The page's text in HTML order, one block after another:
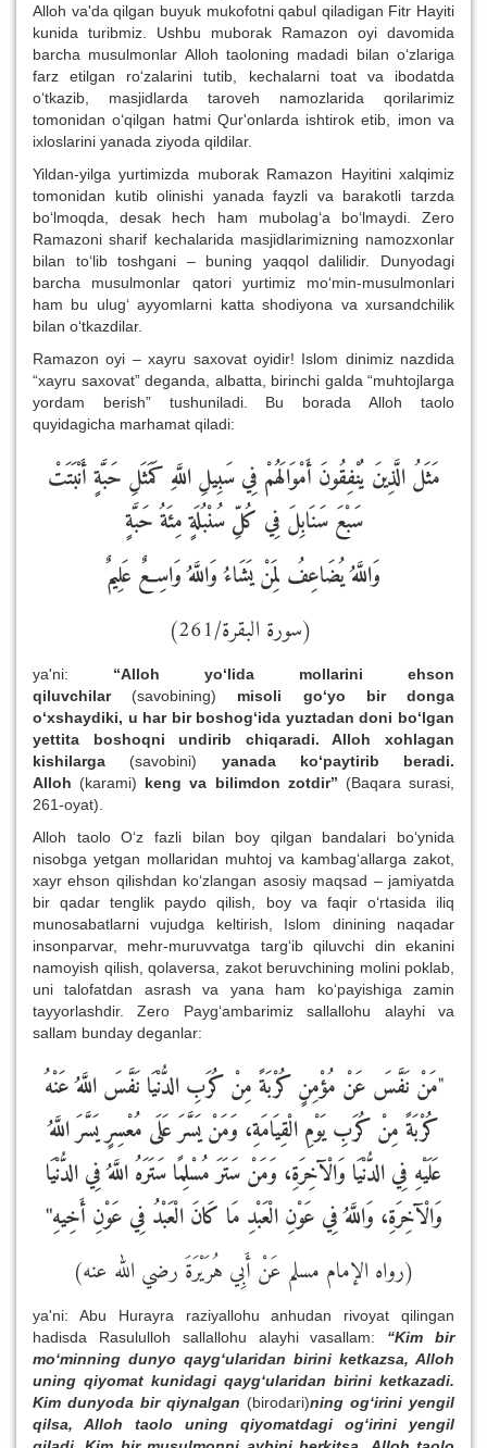
Alloh va'da qilgan buyuk mukofotni qabul qiladigan Fitr Hayiti
kunida turibmiz. Ushbu muborak Ramazon oyi davomida
barcha musulmonlar Alloh taoloning madadi bilan o‘zlariga
farz etilgan ro‘zalarini tutib, kechalarni toat va ibodatda
o‘tkazib, masjidlarda taroveh namozlarida qorilarimiz
tomonidan o‘qilgan hatmi Qur'onlarda ishtirok etib, imon va
ixloslarini yanada ziyoda qildilar.
Yildan-yilga yurtimizda muborak Ramazon Hayitini xalqimiz
tomonidan kutib olinishi yanada fayzli va barakotli tarzda
bo‘lmoqda, desak hech ham mubolag‘a bo‘lmaydi. Zero
Ramazoni sharif kechalarida masjidlarimizning namozxonlar
bilan to‘lib toshgani – buning yaqqol dalilidir. Dunyodagi
barcha musulmonlar qatori yurtimiz mo‘min-musulmonlari
ham bu ulug‘ ayyomlarni katta shodiyona va xursandchilik
bilan o‘tkazdilar.
Ramazon oyi – xayru saxovat oyidir! Islom dinimiz nazdida
“xayru saxovat” deganda, albatta, birinchi galda “muhtojlarga
yordam berish” tushuniladi. Bu borada Alloh taolo
quyidagicha marhamat qiladi:
مَثَلُ الَّذِينَ يُنْفِقُونَ أَمْوَالَهُمْ فِي سَبِيلِ اللَّهِ كَمَثَلِ حَبَّةٍ أَنْبَتَتْ
سَبْعَ سَنَابِلَ فِي كُلِّ سُنْبُلَةٍ مِئَةُ حَبَّةٍ
وَاللَّهُ يُضَاعِفُ لِمَنْ يَشَاءُ وَاللَّهُ وَاسِعٌ عَلِيمٌ
(سورة البقرة/261)
ya'ni:
“Alloh yo‘lida mollarini ehson
qiluvchilar
(savobining)
misoli go‘yo bir donga
o‘xshaydiki, u har bir boshog‘ida yuztadan doni bo‘lgan
yettita boshoqni undirib chiqaradi. Alloh xohlagan
kishilarga
(savobini)
yanada ko‘paytirib beradi.
Alloh (karami) keng va bilimdon zotdir” (Baqara surasi,
261-oyat).
Alloh taolo O‘z fazli bilan boy qilgan bandalari bo‘ynida
nisobga yetgan mollaridan muhtoj va kambag‘allarga zakot,
xayr ehson qilishdan ko‘zlangan asosiy maqsad – jamiyatda
bir qadar tenglik paydo qilish, boy va faqir o‘rtasida iliq
munosabatlarni vujudga keltirish, Islom dinining naqadar
insonparvar, mehr-muruvvatga targ‘ib qiluvchi din ekanini
namoyish qilish, qolaversa, zakot beruvchining molini poklab,
uni talofatdan asrash va yana ham ko‘payishiga zamin
tayyorlashdir. Zero Payg‘ambarimiz sallallohu alayhi va
sallam bunday deganlar:
"مَنْ نَفَّسَ عَنْ مُؤْمِنٍ كُرْبَةً مِنْ كُرَبِ الدُّنْيَا نَفَّسَ اللَّهُ عَنْهُ
كُرْبَةً مِنْ كُرَبِ يَوْمِ الْقِيَامَةِ، وَمَنْ يَسَّرَ عَلَى مُعْسِرٍ يَسَّرَ اللَّهُ
عَلَيْهِ فِي الدُّنْيَا وَالْآخِرَةِ، وَمَنْ سَتَرَ مُسْلِمًا سَتَرَهُ اللَّهُ فِي الدُّنْيَا
وَالْآخِرَةِ، وَاللَّهُ فِي عَوْنِ الْعَبْدِ مَا كَانَ الْعَبْدُ فِي عَوْنِ أَخِيهِ"
(رواه الإمام مسلم عَنْ أَبِي هُرَيْرَةَ رضي الله عنه)
ya'ni: Abu Hurayra raziyallohu anhudan rivoyat qilingan
hadisda Rasululloh sallallohu alayhi vasallam:
“Kim bir
mo‘minning dunyo qayg‘ularidan birini ketkazsa, Alloh
uning qiyomat kunidagi qayg‘ularidan birini ketkazadi.
Kim dunyoda bir qiynalgan (birodari)ning og‘irini yengil
qilsa, Alloh taolo uning qiyomatdagi og‘irini yengil